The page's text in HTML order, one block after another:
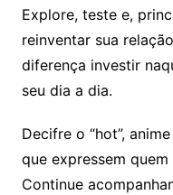
Explore, teste e,
reinventar sua
diferença investir
seu dia a dia.
Decifre o “hot”,
que expressem
Continue